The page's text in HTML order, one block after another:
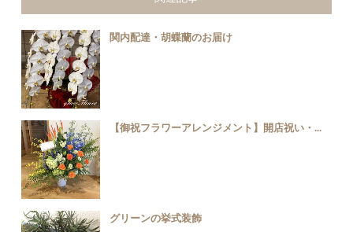
関内配達・胡蝶蘭のお届け
【御祝フラワーアレンジメント】開店祝い・...
グリーンの挙式装飾